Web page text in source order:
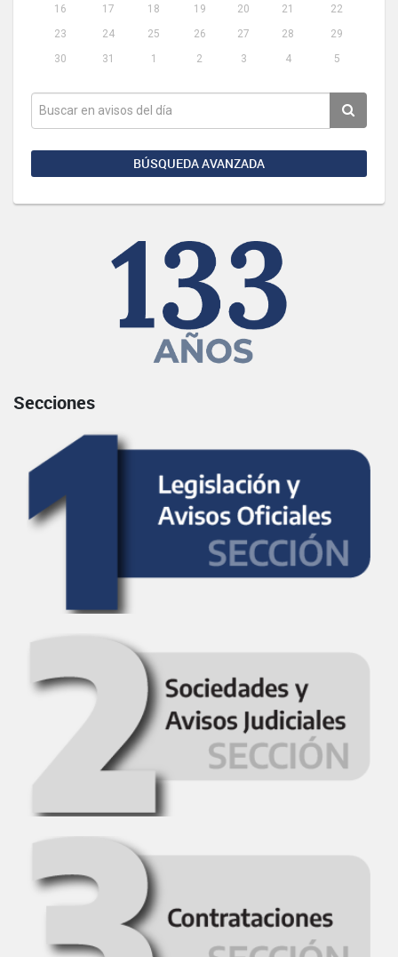
16
17 18 19 20 21
22
23
24 25 26 27 28
29
30
31 1 2 3 4 5
BÚSQUEDA AVANZADA
Secciones